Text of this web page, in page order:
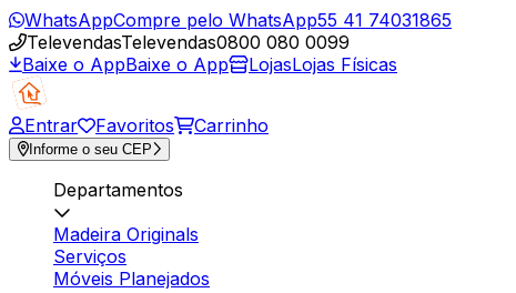
WhatsAppCompre pelo WhatsApp55 41 74031865
TelevendasTelevendas0800 080 0099
Baixe o AppBaixe o App LojasLojas Físicas
Entrar Favoritos Carrinho
Informe o seu CEP
Departamentos
Madeira Originals
Serviços
Móveis Planejados